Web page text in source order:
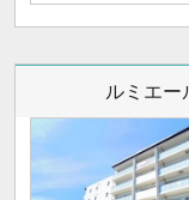
ルミエー